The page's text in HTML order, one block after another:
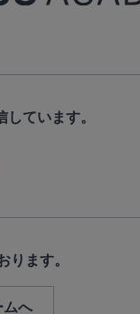
しています。
ります。
ムへ